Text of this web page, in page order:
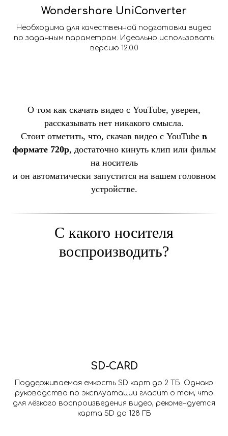
Wondershare UniConverter
Необходима для качественной подготовки видео
по заданным параметрам. Идеально использовать
версию 12.0.0
О том как скачать видео с YouTube, уверен,
рассказывать нет никакого смысла.
Стоит отметить, что, скачав видео с YouTube в
формате 720p, достаточно кинуть клип или фильм
на носитель
и он автоматически запустится на вашем головном
устройстве.
С какого носителя
воспроизводить?
SD-CARD
Поддерживаемая емкость SD карт до 2 ТБ. Однако
руководство по эксплуатации гласит о том, что
для лёгкого воспроизведения видео, рекомендуется
карта SD до 128 ГБ